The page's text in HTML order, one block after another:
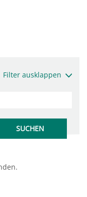
Filter ausklappen